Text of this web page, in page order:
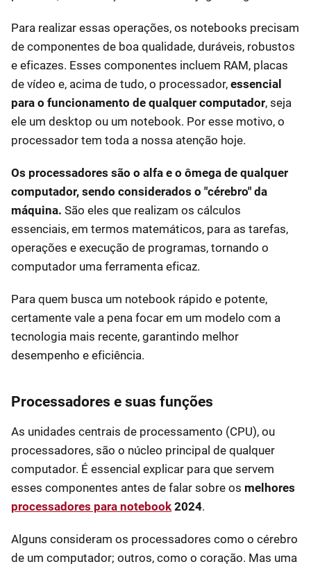
Para realizar essas operações, os notebooks precisam
de componentes de boa qualidade, duráveis, robustos
e eficazes. Esses componentes incluem RAM, placas
de vídeo e, acima de tudo, o processador, essencial
para o funcionamento de qualquer computador, seja
ele um desktop ou um notebook. Por esse motivo, o
processador tem toda a nossa atenção hoje.
Os processadores são o alfa e o ômega de qualquer
computador, sendo considerados o "cérebro" da
máquina. São eles que realizam os cálculos
essenciais, em termos matemáticos, para as tarefas,
operações e execução de programas, tornando o
computador uma ferramenta eficaz.
Para quem busca um notebook rápido e potente,
certamente vale a pena focar em um modelo com a
tecnologia mais recente, garantindo melhor
desempenho e eficiência.
Processadores e suas funções
As unidades centrais de processamento (CPU), ou
processadores, são o núcleo principal de qualquer
computador. É essencial explicar para que servem
esses componentes antes de falar sobre os melhores
processadores para notebook 2024.
Alguns consideram os processadores como o cérebro
de um computador; outros, como o coração. Mas uma